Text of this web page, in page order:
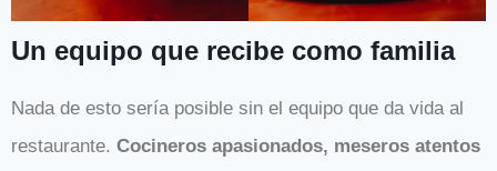
Un equipo que recibe como familia
Nada de esto sería posible sin el equipo que da vida al
restaurante. Cocineros apasionados, meseros atentos